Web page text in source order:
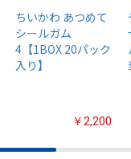
ちいかわ あつめて
シールガム
4【1BOX 20パック
入り】
￥2,200